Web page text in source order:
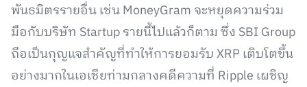
พันธมิตรรายอื่น เช่น MoneyGram จะหยุดความร่วม
มือกับบริษัท Startup รายนี้ไปแล้วก็ตาม ซึ่ง SBI Group
ถือเป็นกุญแจสำคัญที่ทำให้การยอมรับ XRP เติบโตขึ้น
อย่างมากในเอเชียท่ามกลางคดีความที่ Ripple เผชิญ